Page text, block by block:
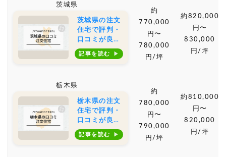
相場もご紹介
茨城県
茨城県の注文
住宅で評判・
口コミが良い
おすすめの建
築会社・工務
相場もご紹介
記事を読む
約
770,000
円〜
780,000
円/坪
約820,000
円〜
830,000
円/坪
栃木県
栃木県の注文
住宅で評判・
口コミが良い
おすすめの建
築会社・工務
記事を読む
約
780,000
円〜
790,000
円/坪
約810,000
円〜
820,000
円/坪